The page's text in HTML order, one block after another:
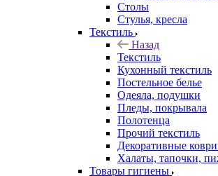
Столы
Стулья, кресла
Текстиль
Назад
Текстиль
Кухонный текстиль
Постельное белье
Одеяла, подушки
Пледы, покрывала
Полотенца
Прочий текстиль
Декоративные
Халаты, тапочки,
Товары гигиены